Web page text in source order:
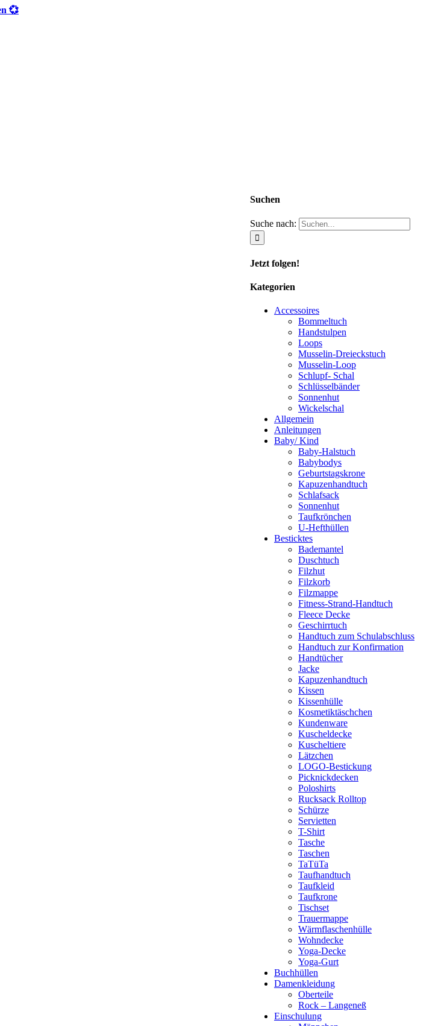
💞
Suchen
Suche nach:
Jetzt folgen!
Kategorien
Accessoires
Bommeltuch
Handstulpen
Loops
Musselin-Dreieckstuch
Musselin-Loop
Schlupf- Schal
Schlüsselbänder
Sonnenhut
Wickelschal
Allgemein
Anleitungen
Baby/ Kind
Baby-Halstuch
Babybodys
Geburtstagskrone
Kapuzenhandtuch
Schlafsack
Sonnenhut
Taufkrönchen
U-Hefthüllen
Besticktes
Bademantel
Duschtuch
Filzhut
Filzkorb
Filzmappe
Fitness-Strand-Handtuch
Fleece Decke
Geschirrtuch
Handtuch zum Schulabschluss
Handtuch zur Konfirmation
Handtücher
Jacke
Kapuzenhandtuch
Kissen
Kissenhülle
Kosmetiktäschchen
Kundenware
Kuscheldecke
Kuscheltiere
Lätzchen
LOGO-Bestickung
Picknickdecken
Poloshirts
Rucksack Rolltop
Schürze
Servietten
T-Shirt
Tasche
Taschen
TaTüTa
Taufhandtuch
Taufkleid
Taufkrone
Tischset
Trauermappe
Wärmflaschenhülle
Wohndecke
Yoga-Decke
Yoga-Gurt
Buchhüllen
Damenkleidung
Oberteile
Rock – Langeneß
Einschulung